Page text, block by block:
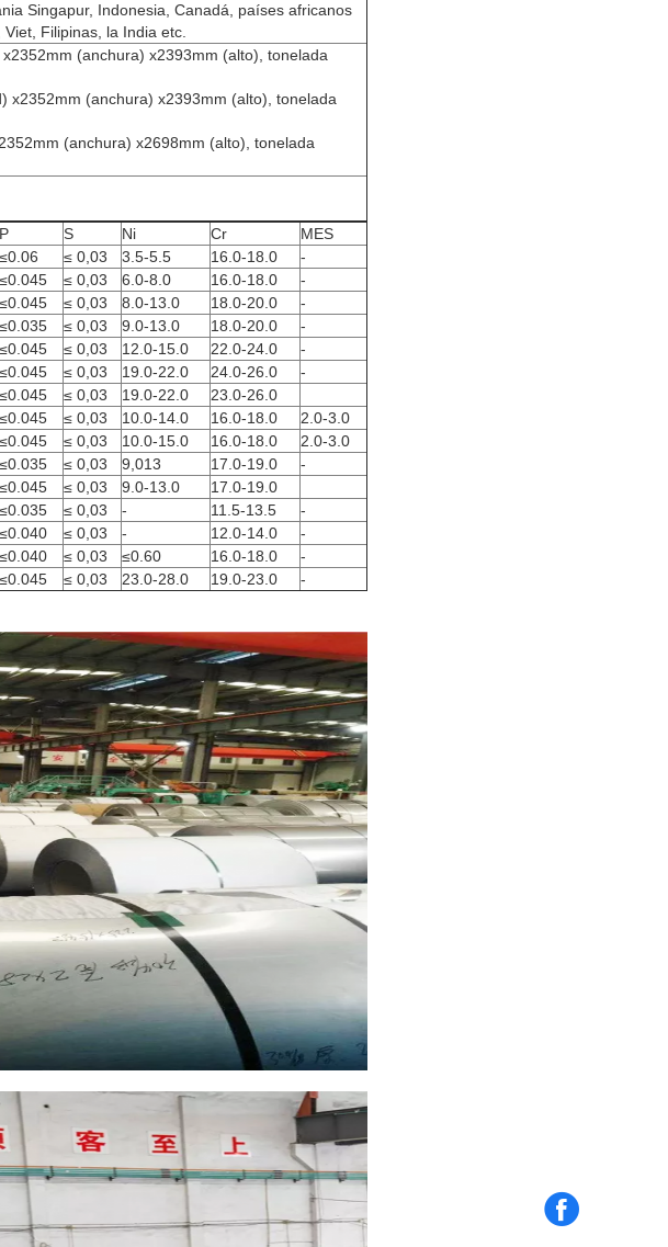
Singapur, Indonesia, Canadá, países africanos
Filipinas, la India etc.
(anchura) x2393mm (alto), tonelada
x2352mm (anchura) x2393mm (alto), tonelada
(anchura) x2698mm (alto), tonelada
P S Ni Cr
MES
≤0.06 ≤ 0,03 3.5-5.5 16.0-18.0
-
≤0.045 ≤ 0,03 6.0-8.0 16.0-18.0
-
≤0.045 ≤ 0,03 8.0-13.0 18.0-20.0
-
≤0.035 ≤ 0,03 9.0-13.0 18.0-20.0
-
≤0.045 ≤ 0,03 12.0-15.0 22.0-24.0
-
≤0.045 ≤ 0,03 19.0-22.0 24.0-26.0
-
≤0.045 ≤ 0,03 19.0-22.0
23.0-26.0
≤0.045 ≤ 0,03 10.0-14.0 16.0-18.0
2.0-3.0
≤0.045 ≤ 0,03 10.0-15.0 16.0-18.0
2.0-3.0
≤0.035 ≤ 0,03 9,013 17.0-19.0
-
≤0.045 ≤ 0,03 9.0-13.0
17.0-19.0
≤0.035 ≤ 0,03 - 11.5-13.5
-
≤0.040 ≤ 0,03 - 12.0-14.0
-
≤0.040 ≤ 0,03 ≤0.60 16.0-18.0
-
≤0.045 ≤ 0,03 23.0-28.0 19.0-23.0 -